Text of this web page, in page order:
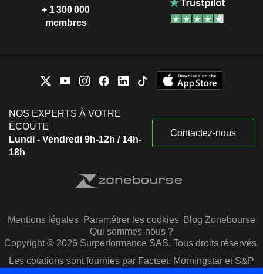
+ 1 300 000
membres
NOS EXPERTS À VOTRE
ÉCOUTE
Lundi - Vendredi 9h-12h / 14h-
18h
Contactez-nous
Mentions légales Paramétrer les cookies Blog Zonebourse
Qui sommes-nous ?
Copyright © 2026 Surperformance SAS. Tous droits réservés.
Les cotations sont fournies par Factset, Morningstar et S&P